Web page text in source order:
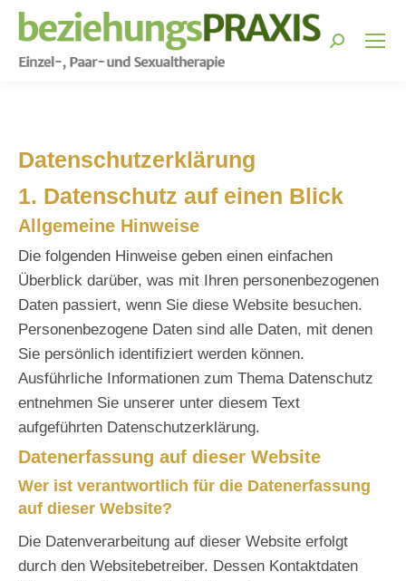
Search:
Datenschutz­erklärung
1. Datenschutz auf einen Blick
Allgemeine Hinweise
Die folgenden Hinweise geben einen einfachen
Überblick darüber, was mit Ihren personenbezogenen
Daten passiert, wenn Sie diese Website besuchen.
Personenbezogene Daten sind alle Daten, mit denen
Sie persönlich identifiziert werden können.
Ausführliche Informationen zum Thema Datenschutz
entnehmen Sie unserer unter diesem Text
aufgeführten Datenschutzerklärung.
Datenerfassung auf dieser Website
Wer ist verantwortlich für die Datenerfassung
auf dieser Website?
Die Datenverarbeitung auf dieser Website erfolgt
durch den Websitebetreiber. Dessen Kontaktdaten